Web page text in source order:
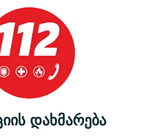
დახმარება